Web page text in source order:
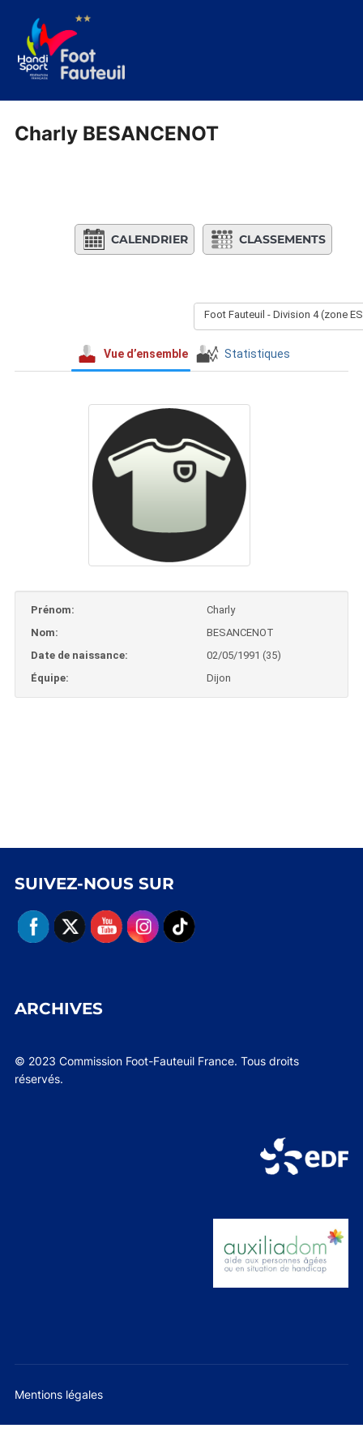
contenu
Charly BESANCENOT
CALENDRIER CLASSEMENTS
Foot Fauteuil - Division 4 (zone
Vue d’ensemble Statistiques
Prénom:
Charly
Nom:
BESANCENOT
Date de naissance:
02/05/1991 (35)
Équipe:
Dijon
SUIVEZ-NOUS SUR
ARCHIVES
© 2023 Commission Foot-Fauteuil France. Tous droits
réservés.
Mentions légales